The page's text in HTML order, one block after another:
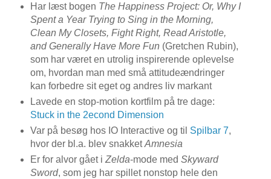
Har læst bogen The Happiness Project: Or, Why I
Spent a Year Trying to Sing in the Morning,
Clean My Closets, Fight Right, Read Aristotle,
and Generally Have More Fun (Gretchen Rubin),
som har været en utrolig inspirerende oplevelse
om, hvordan man med små attitudeændringer
kan forbedre sit eget og andres liv markant
Lavede en stop-motion kortfilm på tre dage:
Stuck in the 2econd Dimension
Var på besøg hos IO Interactive og til Spilbar 7,
hvor der bl.a. blev snakketAmnesia
Er for alvor gået i Zelda-mode med Skyward
Sword, som jeg har spillet nonstop hele den